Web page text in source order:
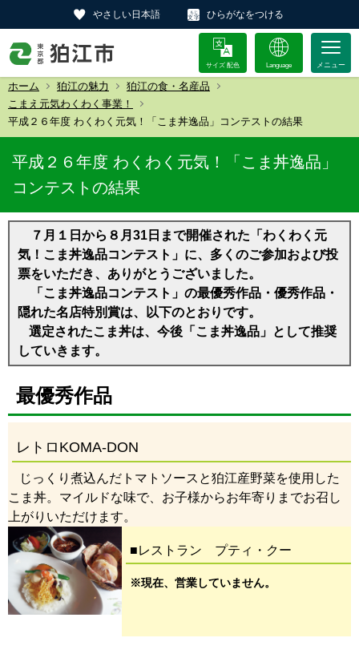
やさしい日本語 ひらがなをつける
サイズ 配色 Language
ホーム 狛江の魅力
狛江の食・名産品
こまえ元気わくわく事業！
平成２６年度 わくわく元気！「こま丼逸品」コンテストの結果
平成２６年度 わくわく元気！「こま丼逸品」
コンテストの結果
７月１日から８月31日まで開催された「わくわく元
気！こま丼逸品コンテスト」に、多くのご参加および投
票をいただき、ありがとうございました。
「こま丼逸品コンテスト」の最優秀作品・優秀作品・
隠れた名店特別賞は、以下のとおりです。
選定されたこま丼は、今後「こま丼逸品」として推奨
していきます。
最優秀作品
レトロKOMA-DON
じっくり煮込んだトマトソースと狛江産野菜を使用した
こま丼。マイルドな味で、お子様からお年寄りまでお召し
上がりいただけます。
■レストラン プティ・クー
※現在、営業していません。